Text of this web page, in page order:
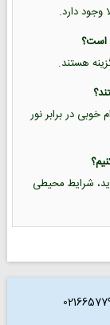
وجود دارد.
هستند.
خوبی در برابر نور
شرایط محیطی